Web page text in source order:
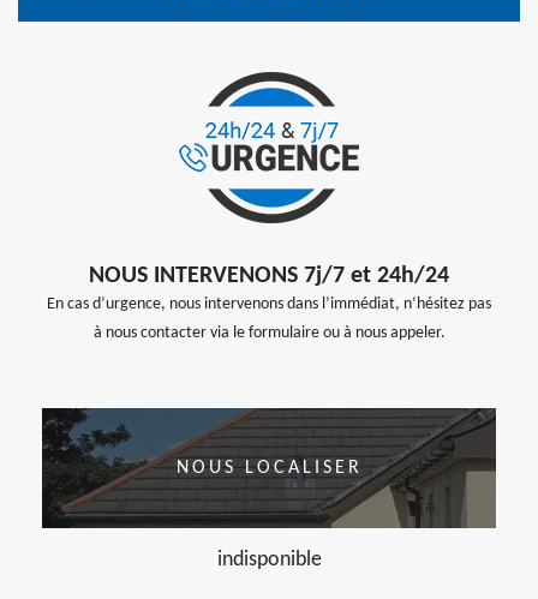
NOUS INTERVENONS 7j/7 et 24h/24
En cas d’urgence, nous intervenons dans l’immédiat, n’hésitez pas
à nous contacter via le formulaire ou à nous appeler.
NOUS LOCALISER
indisponible